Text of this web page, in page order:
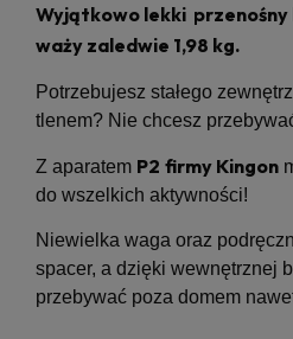
Wyjątkowo lekki
waży zaledwie 1,98 kg.
Potrzebujesz stałego
tlenem? Nie chcesz
Z aparatem P2 firmy Kingon
do wszelkich aktywności!
Niewielka waga oraz
spacer, a dzięki wewnętrznej
przebywać poza domem